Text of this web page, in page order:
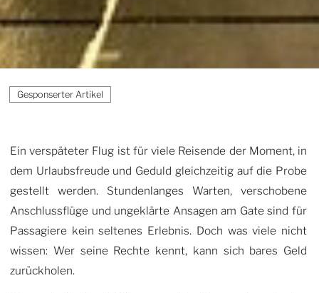
Ein verspäteter Flug ist für viele Reisende der Moment, in
dem Urlaubsfreude und Geduld gleichzeitig auf die Probe
gestellt werden. Stundenlanges Warten, verschobene
Anschlussflüge und ungeklärte Ansagen am Gate sind für
Passagiere kein seltenes Erlebnis. Doch was viele nicht
wissen: Wer seine Rechte kennt, kann sich bares Geld
zurückholen.